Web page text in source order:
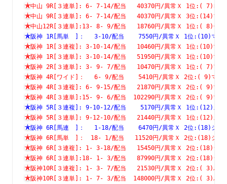
中山 9R[３連単]: 6- 7-14/配当   40370円/異常Ｘ 1位:( 7)レッド
中山 9R[３連単]: 6- 7-14/配当   40370円/異常Ｘ 3位:(14)ブレー
中山12R[３連単]:13- 8- 9/配当   18760円/異常Ｘ 1位:( 8)デルマ
阪神 1R[馬単　]：　 3-10/配当    7550円/異常Ｘ 1位
阪神 1R[３連複]: 3-10-14/配当   10460円/異常Ｘ 1位
阪神 1R[３連単]: 3-10-14/配当   51950円/異常Ｘ 1位
阪神 2R[３連単]: 3- 9- 7/配当   10470円/異常
阪神 4R[ワイド]：　 6- 9/配当    5410円/異常Ｘ 2
阪神 4R[３連複]: 6- 9-15/配当   21870円/異常Ｘ
阪神 4R[３連単]:15- 9- 6/配当  102290円/異常Ｘ
阪神 5R[３連複]: 9-10-12/配当    5170円/異常Ｘ 1位
阪神 5R[３連単]: 9-12-10/配当   21440円/異常Ｘ 1位
阪神 6R[馬連　]：　 1-18/配当    6470円/異常Ｘ
阪神 6R[馬単　]：　18- 1/配当   11520円/異常Ｘ
阪神 6R[３連複]: 1- 3-18/配当   15450円/異常Ｘ
阪神 6R[３連単]:18- 1- 3/配当   87990円/異常Ｘ
阪神10R[３連複]: 1- 3- 7/配当   21530円/異常Ｘ 2位:( 3)パト
阪神10R[３連単]: 1- 7- 3/配当  148000円/異常Ｘ 2位:( 3)パ